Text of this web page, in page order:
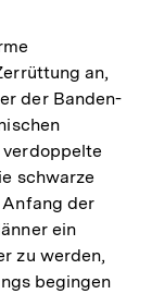
an,
der Banden-
verdoppelte
schwarze
der
ein
zu werden,
begingen